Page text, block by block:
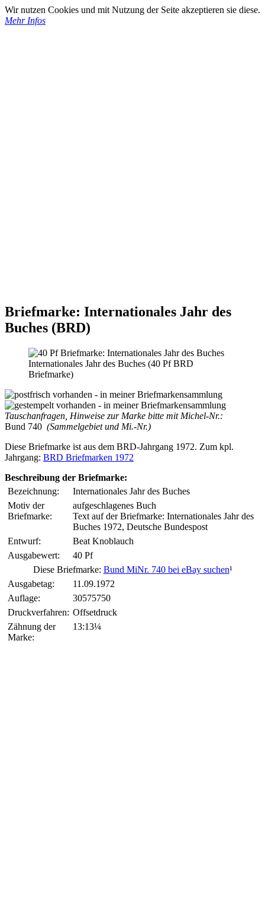
Wir nutzen Cookies und mit Nutzung der Seite akzeptieren sie diese.
Mehr Infos
Briefmarke: Internationales Jahr des
Buches (BRD)
Internationales Jahr des Buches (40 Pf BRD
Briefmarke)
Tauschanfragen, Hinweise zur Marke bitte mit Michel-Nr.:
Bund 740 (Sammelgebiet und Mi.-Nr.)
Diese Briefmarke ist aus dem BRD-Jahrgang 1972. Zum kpl.
Jahrgang: BRD Briefmarken 1972
Beschreibung der Briefmarke:
Bezeichnung:
Internationales Jahr des Buches
Motiv der
Briefmarke:
aufgeschlagenes Buch
Text auf der Briefmarke: Internationales Jahr des
Buches 1972, Deutsche Bundespost
Entwurf:
Beat Knoblauch
Ausgabewert:
40 Pf
Diese Briefmarke: Bund MiNr. 740 bei eBay suchen¹
Ausgabetag:
11.09.1972
Auflage:
30575750
Druckverfahren: Offsetdruck
Zähnung der
Marke:
13:13¼